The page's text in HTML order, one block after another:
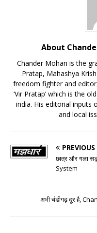
About
Chander Mohan is the
Pratap, Mahashya
freedom fighter and
‘Vir Pratap’ which is the
india. His editorial inputs
and local
PREVIOUS
छात्र और गला
System
अभी चंडीगढ़ दूर है,